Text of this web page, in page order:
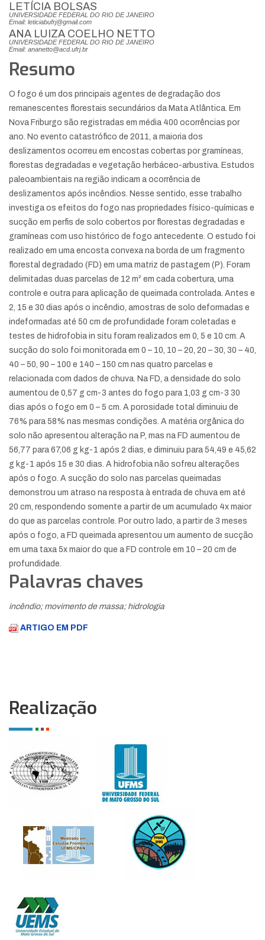
LETÍCIA BOLSAS
UNIVERSIDADE FEDERAL DO RIO DE JANEIRO
Email: leticiabufrj@gmail.com
ANA LUIZA COELHO NETTO
UNIVERSIDADE FEDERAL DO RIO DE JANEIRO
Email: ananetto@acd.ufrj.br
Resumo
O fogo é um dos principais agentes de degradação dos
remanescentes florestais secundários da Mata Atlântica. Em
Nova Friburgo são registradas em média 400 ocorrências por
ano. No evento catastrófico de 2011, a maioria dos
deslizamentos ocorreu em encostas cobertas por gramíneas,
florestas degradadas e vegetação herbáceo-arbustiva. Estudos
paleoambientais na região indicam a ocorrência de
deslizamentos após incêndios. Nesse sentido, esse trabalho
investiga os efeitos do fogo nas propriedades físico-químicas e
sucção em perfis de solo cobertos por florestas degradadas e
gramíneas com uso histórico de fogo antecedente. O estudo foi
realizado em uma encosta convexa na borda de um fragmento
florestal degradado (FD) em uma matriz de pastagem (P). Foram
delimitadas duas parcelas de 12 m² em cada cobertura, uma
controle e outra para aplicação de queimada controlada. Antes e
2, 15 e 30 dias após o incêndio, amostras de solo deformadas e
indeformadas até 50 cm de profundidade foram coletadas e
testes de hidrofobia in situ foram realizados em 0, 5 e 10 cm. A
sucção do solo foi monitorada em 0 – 10, 10 – 20, 20 – 30, 30 – 40,
40 – 50, 90 – 100 e 140 – 150 cm nas quatro parcelas e
relacionada com dados de chuva. Na FD, a densidade do solo
aumentou de 0,57 g cm-3 antes do fogo para 1,03 g cm-3 30
dias após o fogo em 0 – 5 cm. A porosidade total diminuiu de
76% para 58% nas mesmas condições. A matéria orgânica do
solo não apresentou alteração na P, mas na FD aumentou de
56,77 para 67,06 g kg-1 após 2 dias, e diminuiu para 54,49 e 45,62
g kg-1 após 15 e 30 dias. A hidrofobia não sofreu alterações
após o fogo. A sucção do solo nas parcelas queimadas
demonstrou um atraso na resposta à entrada de chuva em até
20 cm, respondendo somente a partir de um acumulado 4x maior
do que as parcelas controle. Por outro lado, a partir de 3 meses
após o fogo, a FD queimada apresentou um aumento de sucção
em uma taxa 5x maior do que a FD controle em 10 – 20 cm de
profundidade.
Palavras chaves
incêndio; movimento de massa; hidrologia
ARTIGO EM PDF
Realização